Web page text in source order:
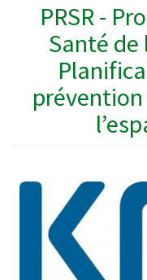
PRSR -
Santé
prévention